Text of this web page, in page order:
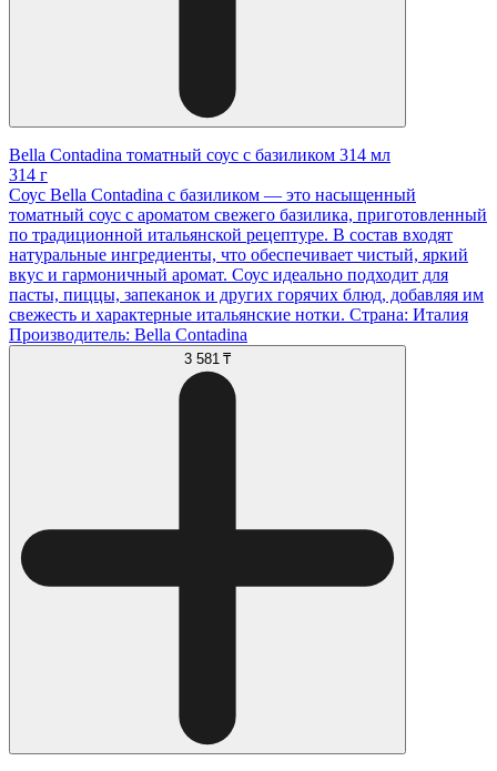
Bella Contadina томатный соус с базиликом 314 мл
314 г
Соус Bella Contadina с базиликом — это насыщенный
томатный соус с ароматом свежего базилика, приготовленный
по традиционной итальянской рецептуре. В состав входят
натуральные ингредиенты, что обеспечивает чистый, яркий
вкус и гармоничный аромат. Соус идеально подходит для
пасты, пиццы, запеканок и других горячих блюд, добавляя им
свежесть и характерные итальянские нотки. Страна: Италия
Производитель: Bella Contadina
3 581 ₸